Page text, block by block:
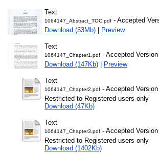
Text
1064147_Abstract_TOC.pdf - Accepted
Download (53Mb) | Preview
Text
1064147_Chapter1.pdf - Accepted Version
Download (147Kb) | Preview
Text
1064147_Chapter2.pdf - Accepted Version
Restricted to Registered users only
Download (47Kb)
Text
1064147_Chapter3.pdf - Accepted Version
Restricted to Registered users only
Download (1402Kb)